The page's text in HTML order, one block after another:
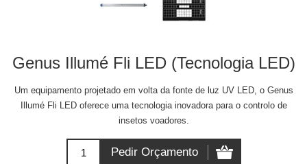
Genus Illumé Fli LED (Tecnologia LED)
Um equipamento projetado em volta da fonte de luz UV LED, o Genus
Illumé Fli LED oferece uma tecnologia inovadora para o controlo de
insetos voadores.